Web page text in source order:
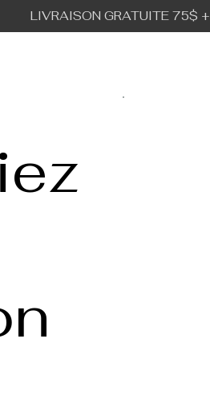
LIVRAISON GRATUITE 75$ +